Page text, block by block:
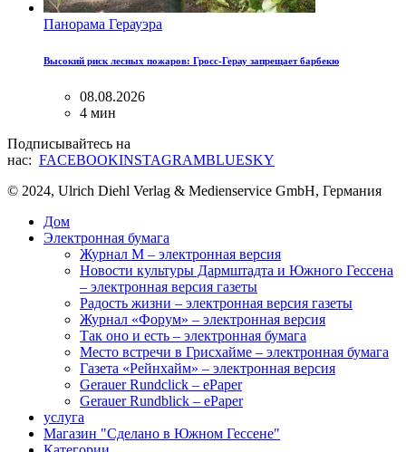
Панорама Герауэра
Высокий риск лесных пожаров: Гросс-Герау запрещает барбекю
08.08.2026
4 мин
Подписывайтесь на
нас: FACEBOOKINSTAGRAMBLUESKY
© 2024, Ulrich Diehl Verlag & Medienservice GmbH, Германия
Дом
Электронная бумага
Журнал M – электронная версия
Новости культуры Дармштадта и Южного Гессена
– электронная версия газеты
Радость жизни – электронная версия газеты
Журнал «Форум» – электронная версия
Так оно и есть – электронная бумага
Место встречи в Грисхайме – электронная бумага
Газета «Рейнхайм» – электронная версия
Gerauer Rundclick – ePaper
Gerauer Rundblick – ePaper
услуга
Магазин "Сделано в Южном Гессене"